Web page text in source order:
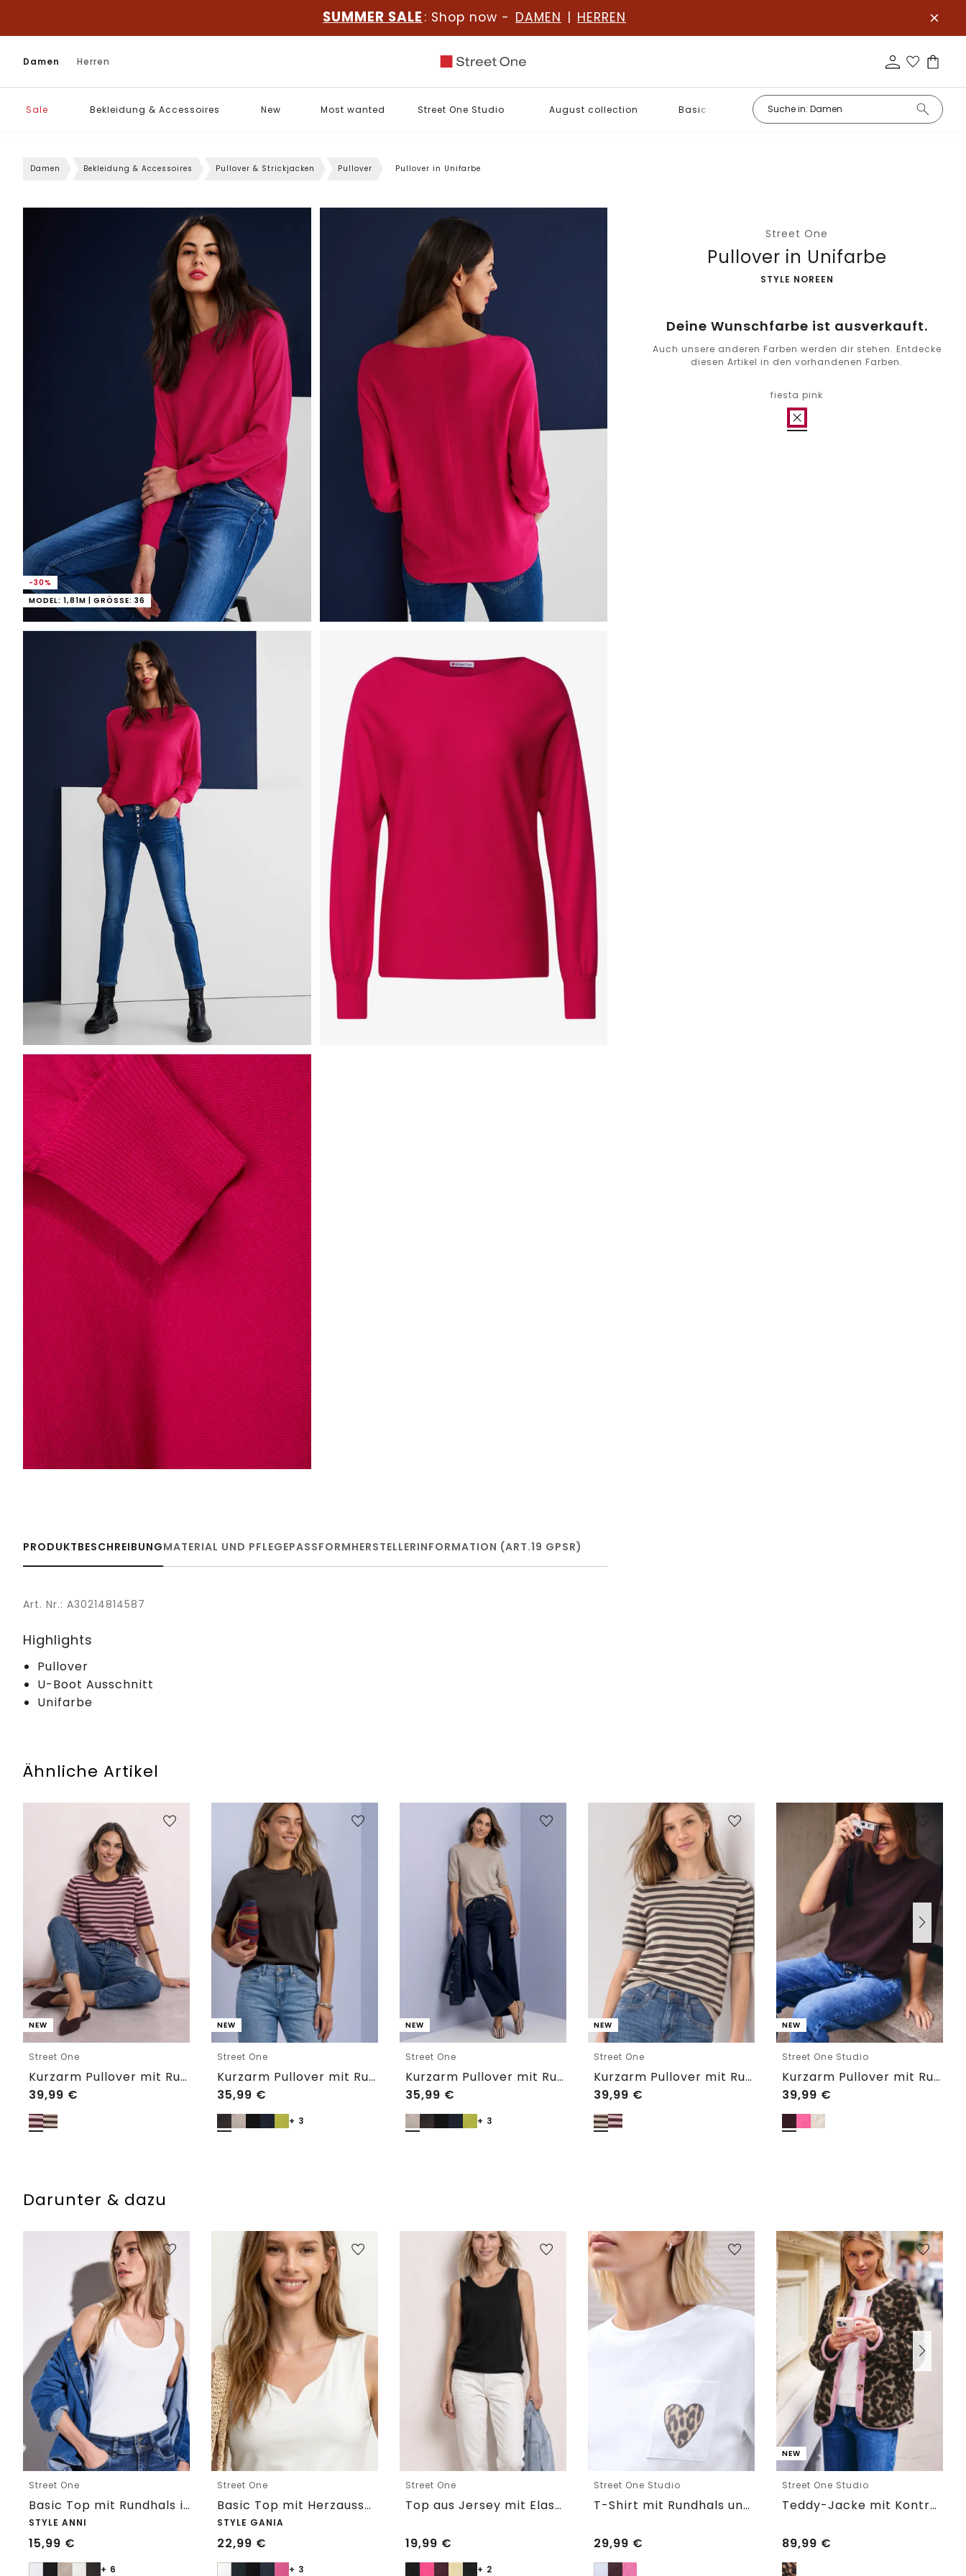
SUMMER SALE : Shop now - DAMEN | HERREN
Damen Herren
Sale Bekleidung & Accessoires New Most wanted Street One Studio August collection Basics
Damen Bekleidung & Accessoires Pullover & Strickjacken Pullover Pullover in Unifarbe
-30%
MODEL: 1,81M | GRÖSSE: 36
Street One
Pullover in Unifarbe
-
STYLE NOREEN
Deine Wunschfarbe ist ausverkauft.
Auch unsere anderen Farben werden dir stehen. Entdecke
diesen Artikel in den vorhandenen Farben.
fiesta pink
PRODUKTBESCHREIBUNGMATERIAL UND PFLEGEPASSFORMHERSTELLERINFORMATION (ART.19 GPSR)
Art. Nr.: A30214814587
Highlights
Pullover
U-Boot Ausschnitt
Unifarbe
Ähnliche Artikel
NEW
Street One
Kurzarm Pullover mit Rundhals und Streifen
39,99 €
NEW
Street One
Kurzarm Pullover mit Rundhals in Unifarbe
35,99 €
+ 3
NEW
Street One
Kurzarm Pullover mit Rundhals in Unifarbe
35,99 €
+ 3
NEW
Street One
Kurzarm Pullover mit Rundhals und Streifen
39,99 €
NEW
Street One Studio
Kurzarm Pullover mit Rundhals
39,99 €
Darunter & dazu
Street One
Basic Top mit Rundhals in Unifarbe
STYLE ANNI
15,99 €
+ 6
Street One
Basic Top mit Herzausschnitt
STYLE GANIA
22,99 €
+ 3
Street One
Top aus Jersey mit Elastiksaum
19,99 €
+ 2
Street One Studio
T-Shirt mit Rundhals und Brusttasche
29,99 €
NEW
Street One Studio
Teddy-Jacke mit Kontrastdetail
89,99 €